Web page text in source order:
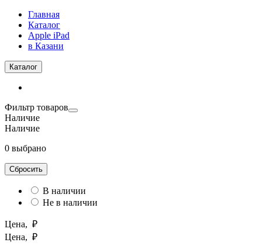
Главная
Каталог
Apple iPad
в Казани
Каталог
Фильтр товаров
Наличие
Наличие
0 выбрано
Сбросить
В наличии
Не в наличии
Цена, ₽
Цена, ₽